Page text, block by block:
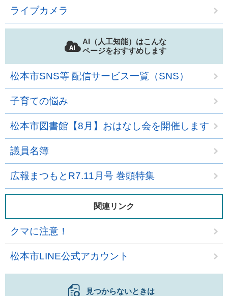
ライブカメラ
AI（人工知能）はこんな
ページをおすすめします
松本市SNS等 配信サービス一覧（SNS）
子育ての悩み
松本市図書館【8月】おはなし会を開催します
議員名簿
広報まつもとR7.11月号 巻頭特集
関連リンク
クマに注意！
松本市LINE公式アカウント
見つからないときは